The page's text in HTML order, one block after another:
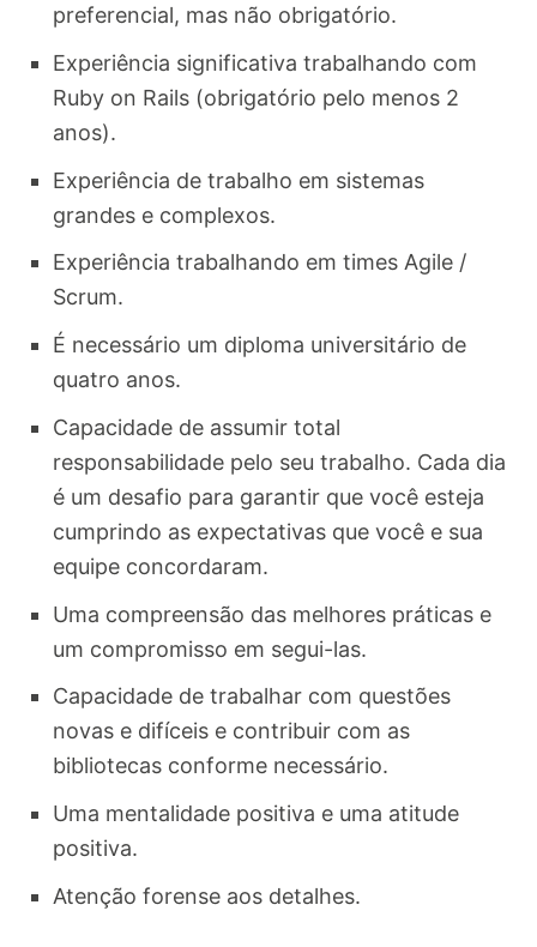
preferencial, mas não obrigatório.
Experiência significativa trabalhando com
Ruby on Rails (obrigatório pelo menos 2
anos).
Experiência de trabalho em sistemas
grandes e complexos.
Experiência trabalhando em times Agile /
Scrum.
É necessário um diploma universitário de
quatro anos.
Capacidade de assumir total
responsabilidade pelo seu trabalho. Cada dia
é um desafio para garantir que você esteja
cumprindo as expectativas que você e sua
equipe concordaram.
Uma compreensão das melhores práticas e
um compromisso em segui-las.
Capacidade de trabalhar com questões
novas e difíceis e contribuir com as
bibliotecas conforme necessário.
Uma mentalidade positiva e uma atitude
positiva.
Atenção forense aos detalhes.